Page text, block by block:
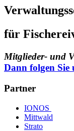
für
Mitglieder- und
Dann folgen Sie
Partner
IONOS
Mittwald
Strato